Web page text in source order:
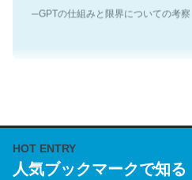
─GPTの仕組みと限界についての考
説してる記事が少ないので貴重
https://
/064121
HOT ENTRY
人気ブックマークで知る